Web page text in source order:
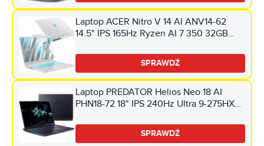
Laptop ACER Nitro V 14 AI ANV14-62
14.5" IPS 165Hz Ryzen AI 7 350 32GB
Windows 11 Professional
SPRAWDŹ
Laptop PREDATOR Helios Neo 18 AI
PHN18-72 18" IPS 240Hz Ultra 9-275HX
DLSS 4 Windows 11 Professional
SPRAWDŹ